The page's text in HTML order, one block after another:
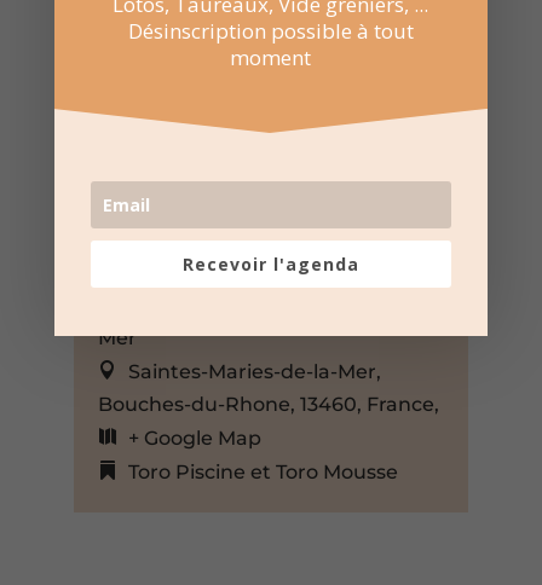
31 Août 2023
21:30 au 23:30
Mer
Saintes-Maries-de-la-Mer,
Bouches-du-Rhone, 13460, France,
+ Google Map
Toro Piscine et Toro Mousse
Désinscription possible à tout
moment
Recevoir l'agenda